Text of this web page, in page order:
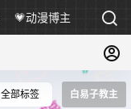
💗动漫博主
全部标签 白易子教主